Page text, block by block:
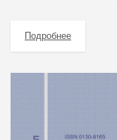
Подробнее